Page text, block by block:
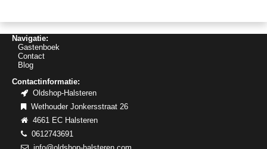
Navigatie:
Gastenboek
Contact
Blog
Contactinformatie:
Oldshop-Halsteren
Wethouder Jonkersstraat 26
4661 EC Halsteren
0612743691